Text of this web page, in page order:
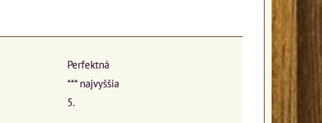
Perfektná
*** najvyššia
5.